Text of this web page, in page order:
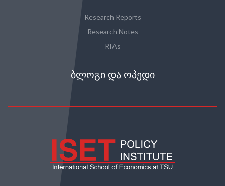
Research Reports
Research Notes
RIAs
ᲑᲚᲝᲒᲘ ᲓᲐ ᲝᲞᲔᲓᲘ